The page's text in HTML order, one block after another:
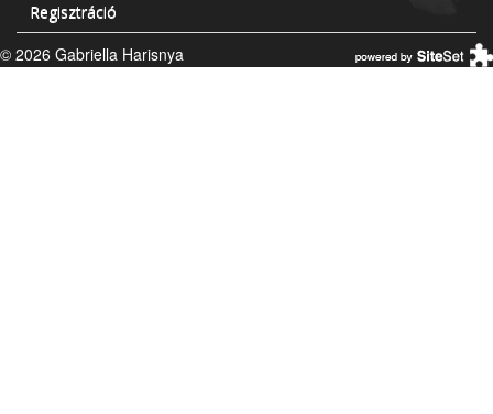
Regisztráció
© 2026 Gabriella Harisnya